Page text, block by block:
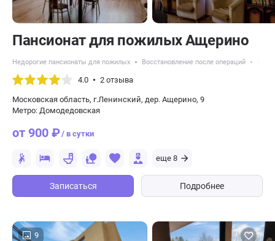
Пансионат для пожилых Ащерино
Недорогие пансионаты для пожилых Восстановление после операций
4.0 2 отзыва
Московская область, г.Ленинский, дер. Ащерино, 9
Метро: Домодедовская
от 900 ₽/ в сутки
еще 8
Записаться Подробнее
9